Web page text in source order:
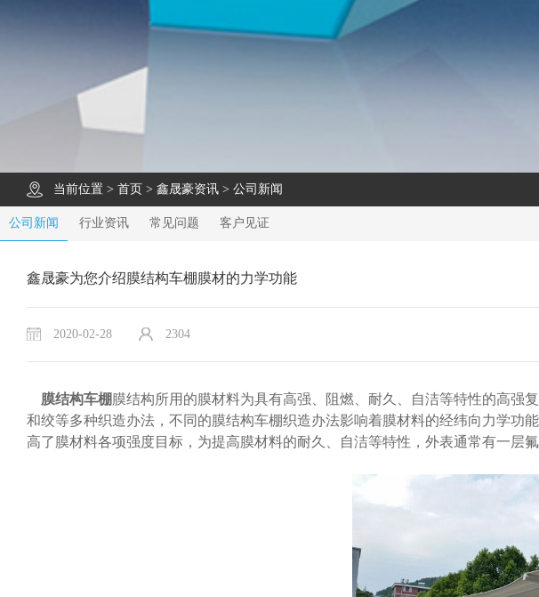
当前位置 > 首页 > 鑫晟豪资讯 > 公司新闻
公司新闻 行业资讯 常见问题 客户见证
鑫晟豪为您介绍膜结构车棚膜材的力学功能
2020-02-28 2304
膜结构车棚 膜结构所用的膜材料为具有高强、阻燃、耐久、自洁等特性的高强
和绞等多种织造办法，不同的膜结构车棚织造办法影响着膜材料的经纬向力学功
高了膜材料各项强度目标，为提高膜材料的耐久、自洁等特性，外表通常有一层